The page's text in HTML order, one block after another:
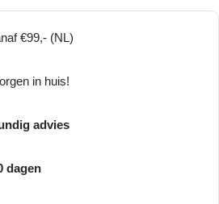
€99,- (NL)
in huis!
advies
dagen